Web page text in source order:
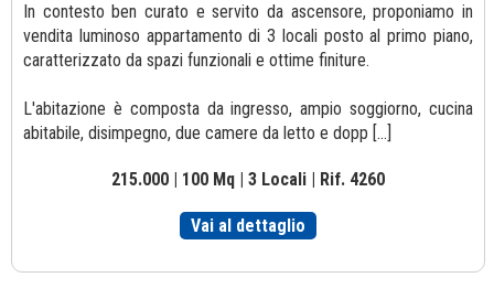
In contesto ben curato e servito da ascensore, proponiamo in
vendita luminoso appartamento di 3 locali posto al primo piano,
caratterizzato da spazi funzionali e ottime finiture.
L'abitazione è composta da ingresso, ampio soggiorno, cucina
abitabile, disimpegno, due camere da letto e dopp [...]
215.000 | 100 Mq | 3 Locali | Rif. 4260
Vai al dettaglio